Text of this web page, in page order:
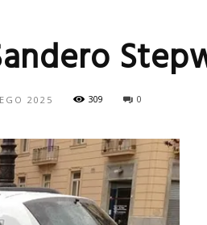
2025 309 0